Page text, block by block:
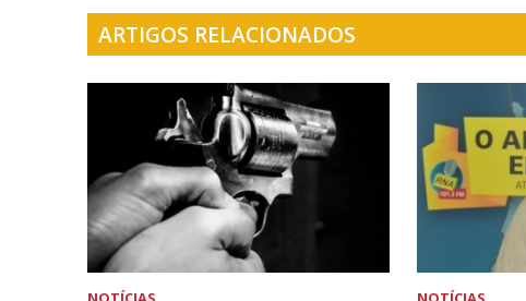
ARTIGOS RELACIONADOS